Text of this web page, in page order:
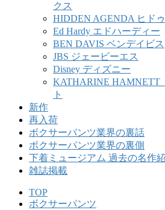
クス
HIDDEN AGENDA ヒド
Ed Hardy エドハーディー
BEN DAVIS ベンデイビス
JBS ジェービーエス
Disney ディズニー
KATHARINE
ト
新作
再入荷
ボクサーパンツ業界の裏話
ボクサーパンツ業界の裏側
下着ミュージアム 過去の名作
雑誌掲載
TOP
ボクサーパンツ